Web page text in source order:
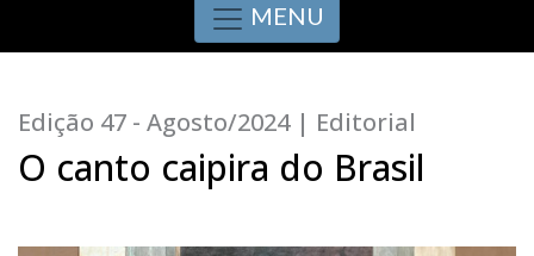
MENU
Edição 47 - Agosto/2024 | Editorial
O canto caipira do Brasil